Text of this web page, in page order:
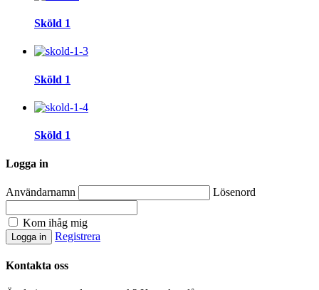
Sköld 1
Sköld 1
Sköld 1
Logga in
Användarnamn Lösenord
Kom ihåg mig
Registrera
Kontakta oss